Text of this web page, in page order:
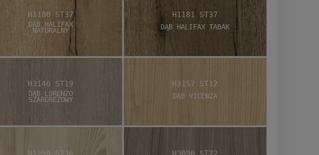
Dąb Halifax
Naturalny
H1180 ST37
Dąb Halifax Tabak
H1181 ST37
Dąb Lorenzo
Szarobeżowy
H3146 ST19
Dąb Vicenza
H3157 ST12
H1250 ST36 H3090 ST22